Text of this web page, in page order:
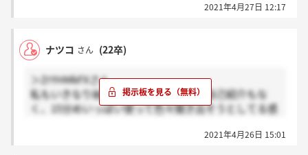
2021年4月27日 12:17
ナツコ さん (22卒)
＞ZrYHMkFXさん
私もいきなり始まりました。こちらの自己紹介もな
く、15分めいっぱい使って色々聞き出そうとしてる感
2021年4月26日 15:01